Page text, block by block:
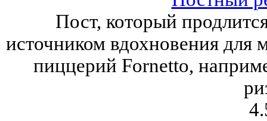
Пост, который
источником вдохновения
пиццерий Fornetto,